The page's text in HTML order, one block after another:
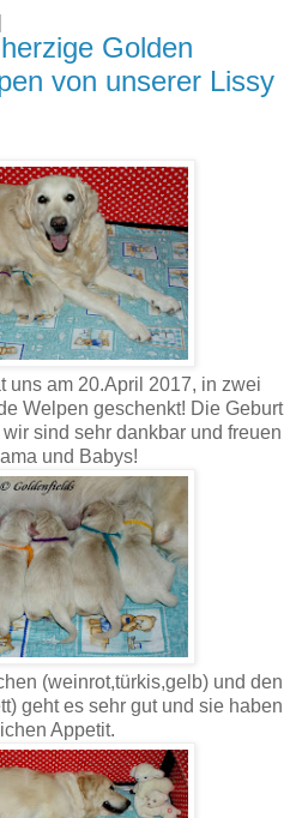
Golden
von unserer Lissy
uns am 20.April 2017, in zwei
Welpen geschenkt! Die Geburt
sind sehr dankbar und freuen
und Babys!
(weinrot,türkis,gelb) und den
geht es sehr gut und sie haben
Appetit.